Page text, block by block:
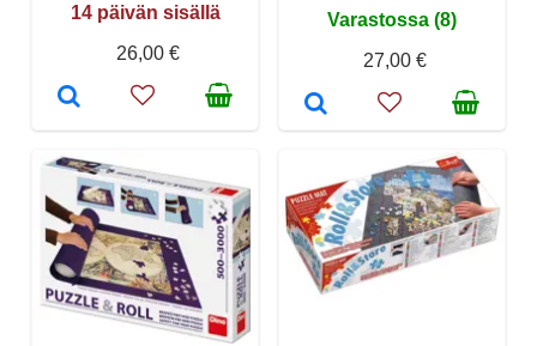
14 päivän sisällä
26,00 €
Varastossa (8)
27,00 €